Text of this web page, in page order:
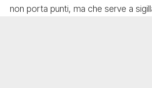
non porta punti, ma che serve a